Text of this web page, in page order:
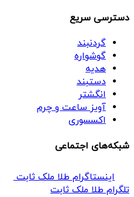
دسترسی سریع
گردنبند
گوشواره
هدیه
دستبند
انگشتر
آویز ساعت و چرم
اکسسوری
شبکه‌های اجتماعی
اینستاگرام طلا ملک ثابت
تلگرام طلا ملک ثابت